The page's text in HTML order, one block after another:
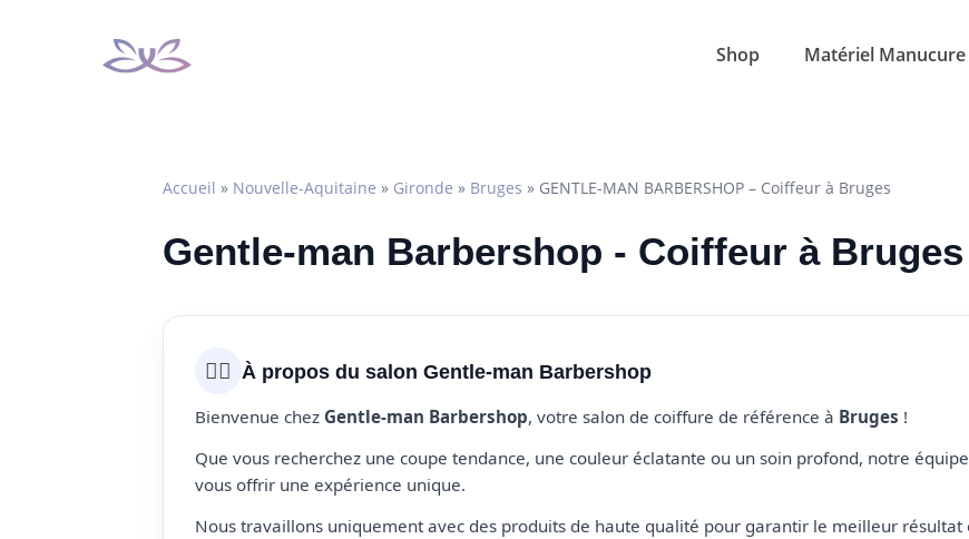
Shop Matériel Manucure
Accueil » Nouvelle-Aquitaine » Gironde » Bruges » GENTLE-MAN BARBERSHOP – Coiffeur à Bruges
Gentle-man Barbershop - Coiffeur à Bruges
💇‍♀️ À propos du salon Gentle-man Barbershop
Bienvenue chez Gentle-man Barbershop, votre salon de coiffure de référence à Bruges !
Que vous recherchez une coupe tendance, une couleur éclatante ou un soin profond, notre
vous offrir une expérience unique.
Nous travaillons uniquement avec des produits de haute qualité pour garantir le meilleur résultat